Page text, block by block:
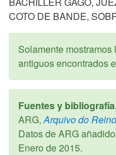
COTO DE BANDE,
Solamente
antiguos encontrados
Fuentes y
ARG, Arquivo do
Datos de ARG
Enero de 2015.